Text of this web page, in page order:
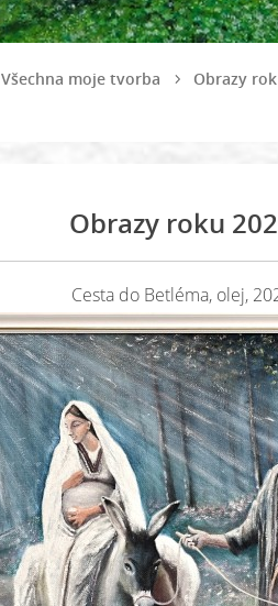
Všechna moje tvorba Obrazy
Obrazy roku
Cesta do Betléma, olej,